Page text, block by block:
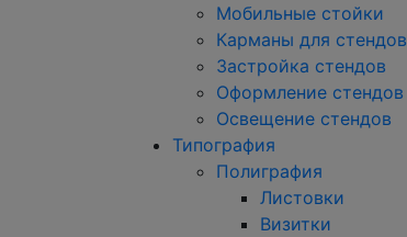
Мобильные стойки
Карманы для стендов
Застройка стендов
Оформление стендов
Освещение стендов
Типография
Полиграфия
Листовки
Визитки